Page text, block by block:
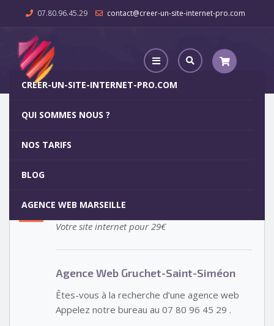
07.80.96.45.29 contact@creer-un-site-internet-pro.com
CREER-UN-SITE-INTERNET-PRO.COM
QUI SOMMES NOUS ?
NOS TARIFS
BLOG
AGENCE WEB MARSEILLE
Agence Web Gruchet-Saint-Siméon
5
Votre site internet pour 29€
Agence Web Gruchet-Saint-Siméon
Êtes-vous à la recherche d’une agence web
Appelez notre bureau au 07 80 96 45 29 .